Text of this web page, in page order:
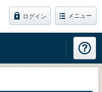
ログイン メニュー